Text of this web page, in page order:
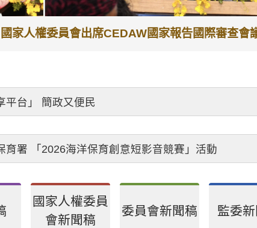
監察院代理院長李鴻鈞接見退休人員，頒贈獎章
情」，陳情受理中心將優先排定人員與您接談，釐
持、利益迴避、依法公正執行公務～考試院公務人員
國家人權委員
會新聞稿
委員會新聞稿 監委